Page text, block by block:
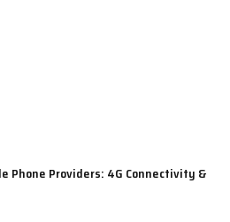
Phone Providers: 4G Connectivity &